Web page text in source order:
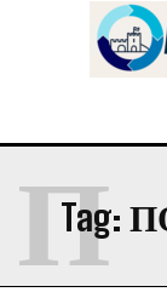
Tag:
Π